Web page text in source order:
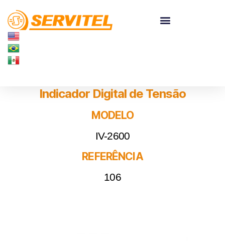
Indicador Digital de Tensão
MODELO
IV-2600
REFERÊNCIA
106